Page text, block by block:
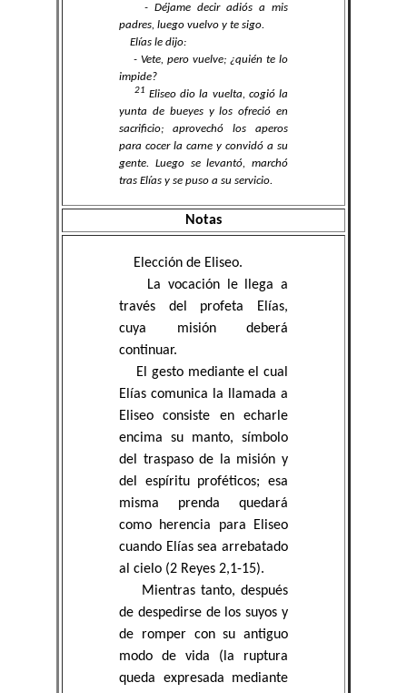
- Déjame decir adiós a mis
padres, luego vuelvo y te sigo.
Elías le dijo:
- Vete, pero vuelve; ¿quién te lo
impide?
21 Eliseo dio la vuelta, cogió la
yunta de bueyes y los ofreció en
sacrificio; aprovechó los aperos
para cocer la carne y convidó a su
gente. Luego se levantó, marchó
tras Elías y se puso a su servicio.
Notas
Elección de Eliseo.
La vocación le llega a
través del profeta Elías,
cuya misión deberá
continuar.
El gesto mediante el cual
Elías comunica la llamada a
Eliseo consiste en echarle
encima su manto, símbolo
del traspaso de la misión y
del espíritu proféticos; esa
misma prenda quedará
como herencia para Eliseo
cuando Elías sea arrebatado
al cielo (2 Reyes 2,1-15).
Mientras tanto, después
de despedirse de los suyos y
de romper con su antiguo
modo de vida (la ruptura
queda expresada mediante